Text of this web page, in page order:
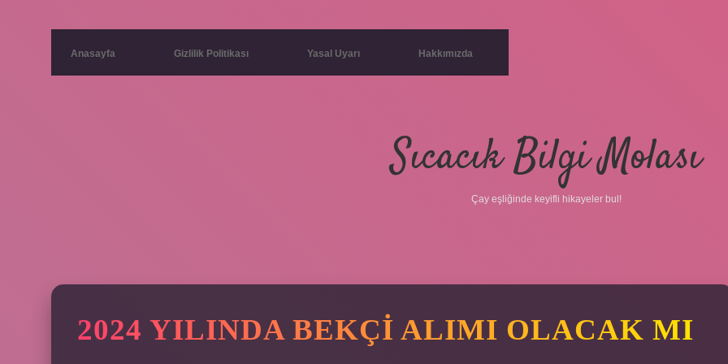
Anasayfa Gizlilik Politikası Yasal Uyarı Hakkımızda
Sıcacık Bilgi Molası
Çay eşliğinde keyifli hikayeler bul!
2024 YILINDA BEKÇI ALIMI OLACAK MI